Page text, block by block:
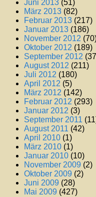
Juni 2013 (51)
März 2013 (82)
Februar 2013 (217)
Januar 2013 (186)
November 2012
Oktober 2012 (189)
September 2012
August 2012 (211)
Juli 2012 (180)
April 2012 (5)
März 2012 (142)
Februar 2012 (293)
Januar 2012 (3)
September 2011
August 2011 (42)
April 2010 (1)
März 2010 (1)
Januar 2010 (10)
November 2009 (2)
Oktober 2009 (2)
Juni 2009 (28)
Mai 2009 (427)